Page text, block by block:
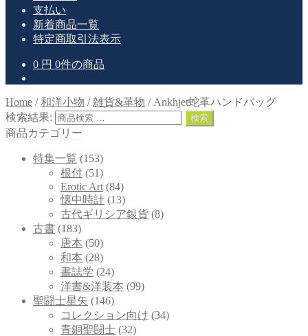
支払い
新着商品一覧
特定商取引法表示
0 円 0件の商品
Home /和洋小物 /雑貨&革物 / Ankhjet蛇革ハンドバッグ
検索結果:
検索
商品カテゴリー
特集一覧 (153)
根付 (51)
Erotic Art (84)
懐中時計 (13)
古代ギリシア銀貨 (8)
古書 (183)
唐本 (50)
和本 (28)
書誌学 (24)
洋書&洋装本 (99)
聖闘士星矢 (146)
コレクション向け (34)
青銅聖闘士 (32)